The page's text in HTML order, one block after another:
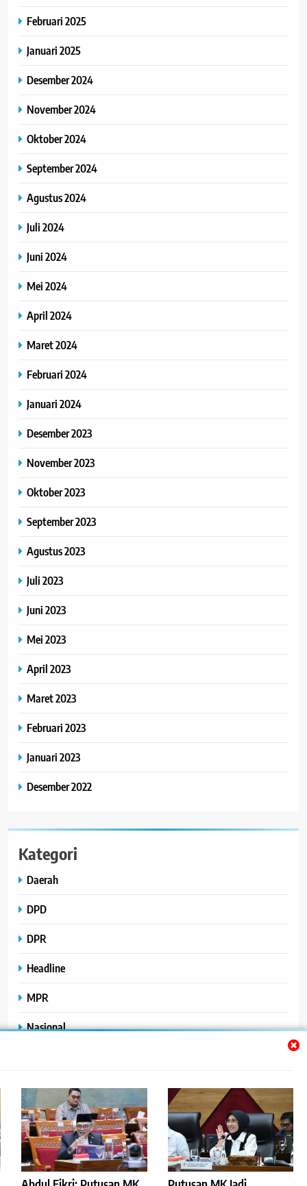
Februari 2025
Januari 2025
Desember 2024
November 2024
Oktober 2024
September 2024
Agustus 2024
Juli 2024
Juni 2024
Mei 2024
April 2024
Maret 2024
Februari 2024
Januari 2024
Desember 2023
November 2023
Oktober 2023
September 2023
Agustus 2023
Juli 2023
Juni 2023
Mei 2023
April 2023
Maret 2023
Februari 2023
Januari 2023
Desember 2022
Kategori
Daerah
DPD
DPR
Headline
MPR
Nasional
Polhukam
Uncategorized